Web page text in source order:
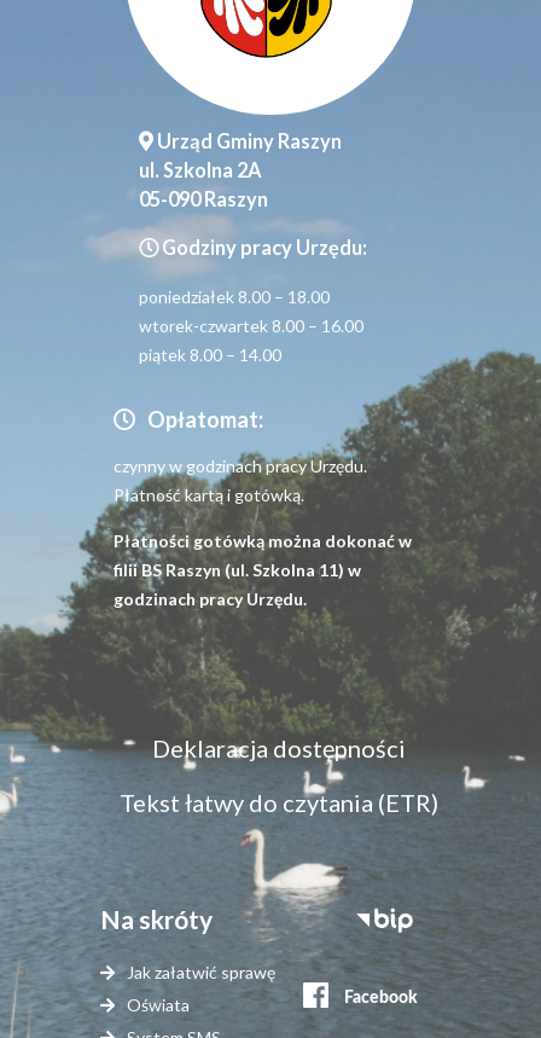
Urząd Gminy Raszyn
ul. Szkolna 2A
05-090 Raszyn
Godziny pracy Urzędu:
poniedziałek 8.00 – 18.00
wtorek-czwartek 8.00 – 16.00
piątek 8.00 – 14.00
Opłatomat:
czynny w godzinach pracy Urzędu.
Płatność kartą i gotówką.
Płatności gotówką można dokonać w
filii BS Raszyn (ul. Szkolna 11) w
godzinach pracy Urzędu.
Menu
dostępność
Deklaracja dostępności
Tekst łatwy do czytania (ETR)
Na skróty
Jak załatwić sprawę
Oświata
Stopka
serwisy
zewnętrzne